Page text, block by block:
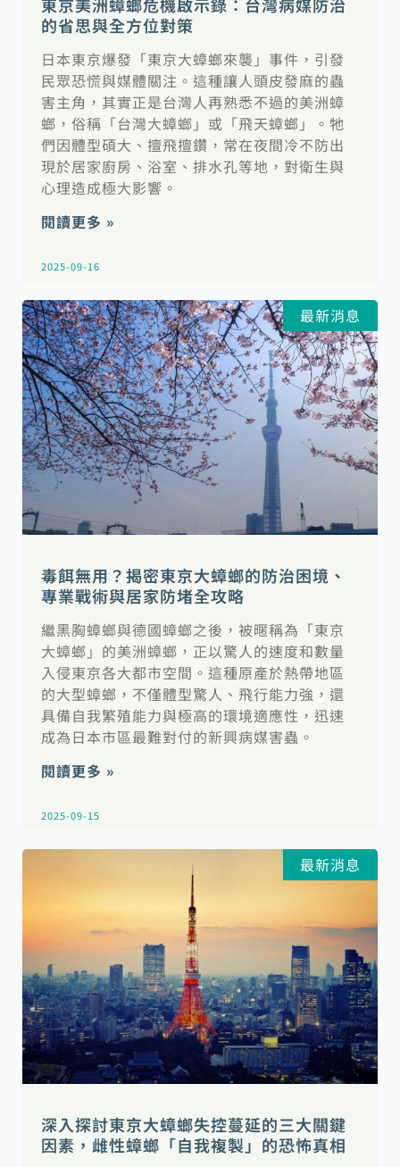
的省思與全方位對策
日本東京爆發「東京大蟑螂來襲」事件，引發
民眾恐慌與媒體關注。這種讓人頭皮發麻的蟲
害主角，其實正是台灣人再熟悉不過的美洲蟑
螂，俗稱「台灣大蟑螂」或「飛天蟑螂」。牠
們因體型碩大、擅飛擅鑽，常在夜間冷不防出
現於居家廚房、浴室、排水孔等地，對衛生與
心理造成極大影響。
閱讀更多 »
2025-09-16
最新消息
毒餌無用？揭密東京大蟑螂的防治困境、
專業戰術與居家防堵全攻略
繼黑胸蟑螂與德國蟑螂之後，被暱稱為「東京
大蟑螂」的美洲蟑螂，正以驚人的速度和數量
入侵東京各大都市空間。這種原產於熱帶地區
的大型蟑螂，不僅體型驚人、飛行能力強，還
具備自我繁殖能力與極高的環境適應性，迅速
成為日本市區最難對付的新興病媒害蟲。
閱讀更多 »
2025-09-15
最新消息
深入探討東京大蟑螂失控蔓延的三大關鍵
因素，雌性蟑螂「自我複製」的恐怖真相